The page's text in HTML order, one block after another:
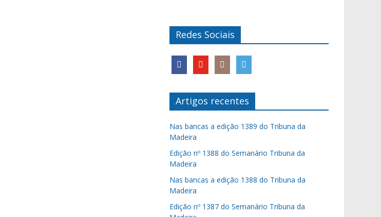
Redes Sociais
Artigos recentes
Nas bancas a edição 1389 do Tribuna da
Madeira
Edição nº 1388 do Semanário Tribuna da
Madeira
Nas bancas a edição 1388 do Tribuna da
Madeira
Edição nº 1387 do Semanário Tribuna da